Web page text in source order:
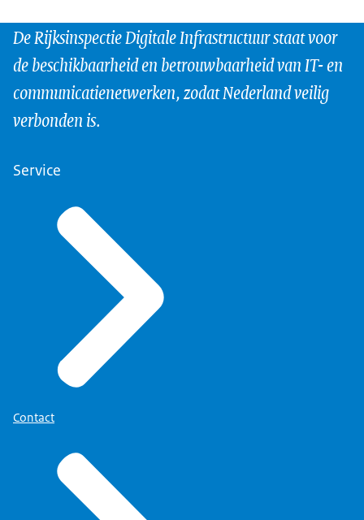
De Rijksinspectie Digitale Infrastructuur staat voor
de beschikbaarheid en betrouwbaarheid van IT- en
communicatienetwerken, zodat Nederland veilig
verbonden is.
Service
Contact